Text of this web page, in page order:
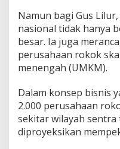
Namun bagi Gus
nasional tidak hanya
besar. Ia juga
perusahaan rokok
menengah (UMKM).
Dalam konsep bisnis
2.000 perusahaan
sekitar wilayah sentra
diproyeksikan